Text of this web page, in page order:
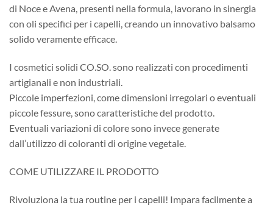
di Noce e Avena, presenti nella formula, lavorano in sinergia
con oli specifici per i capelli, creando un innovativo balsamo
solido veramente efficace.
I cosmetici solidi CO.SO. sono realizzati con procedimenti
artigianali e non industriali.
Piccole imperfezioni, come dimensioni irregolari o eventuali
piccole fessure, sono caratteristiche del prodotto.
Eventuali variazioni di colore sono invece generate
dall’utilizzo di coloranti di origine vegetale.
COME UTILIZZARE IL PRODOTTO
Rivoluziona la tua routine per i capelli! Impara facilmente a